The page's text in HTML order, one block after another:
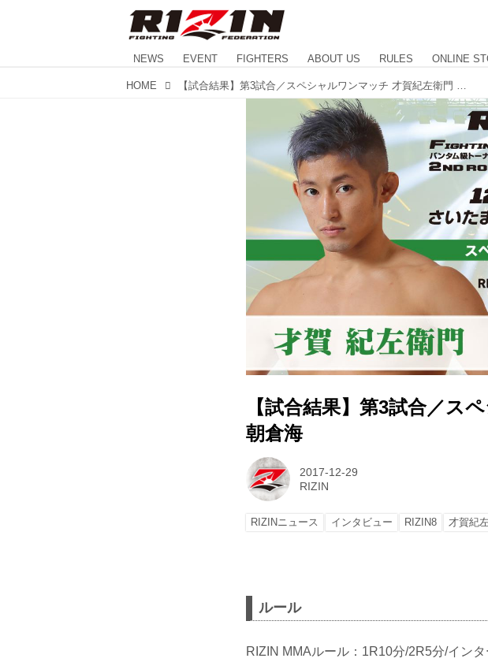
NEWS EVENT FIGHTERS ABOUT US RULES ONLINE
HOME
【試合結果】第3試合／ス
朝倉海
2017-12-29
RIZIN
RIZINニュース インタビュー RIZIN8 才賀紀
ルール
RIZIN MMAルール：1R10分/2R5分/イン